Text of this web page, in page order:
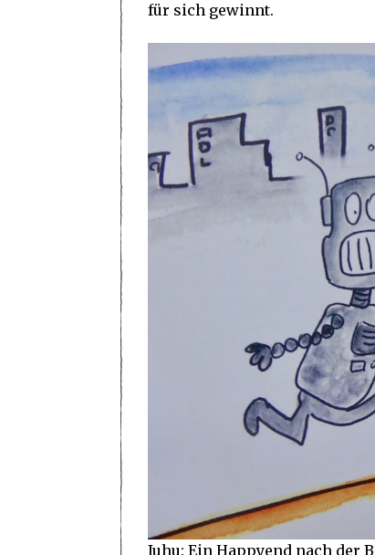
für sich gewinnt.
Juhu: Ein Happyend nach der